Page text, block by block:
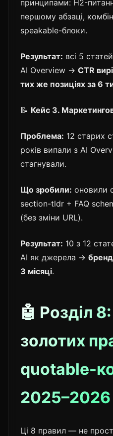
принципами: H2-
першому абзаці,
speakable-блоки.
Результат: всі 5
AI Overview → CTR
тих же позиціях за 6
📝 Кейс 3.
Проблема: 12 старих
років випали з AI
стагнували.
Що зробили: оновили
section-tldr + FAQ
(без зміни URL).
Результат: 10 з 12
AI як джерела →
3 місяці.
🤖 Розділ
золотих
quotable-
2025–2026
Ці 8 правил — не